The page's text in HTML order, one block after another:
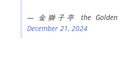
— 金獅子亭 the Golden
December 21, 2024